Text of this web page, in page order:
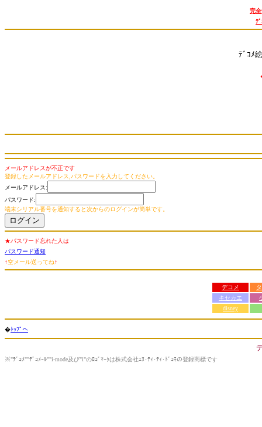
完
ﾃ
ﾃﾞｺﾒ
メールアドレスが不正です
登録したメールアドレス,パスワードを入力してください。
メールアドレス:
パスワード:
端末シリアル番号を通知すると次からのログインが簡単です。
★パスワード忘れた人は
パスワード通知
↑空メール送ってね↑
デコメ
キセカエ
disney
�ﾄｯﾌﾟへ
※"ﾃﾞｺﾒ""ﾃﾞｺﾒｰﾙ""i-mode及び"i"のﾛｺﾞﾏｰｸは株式会社ｴﾇ･ﾃｨ･ﾃｨ･ﾄﾞｺﾓの登録商標です